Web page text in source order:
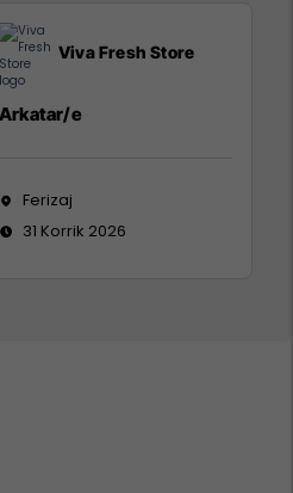
Viva Fresh Store
Arkatar/e
Ferizaj
31 Korrik 2026